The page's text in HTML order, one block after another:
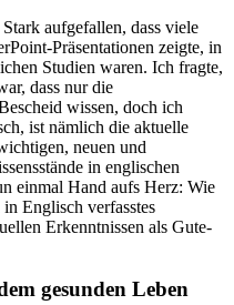
aufgefallen, dass viele
Präsentationen zeigte, in
Studien waren. Ich fragte,
dass nur die
wissen, doch ich
ist nämlich die aktuelle
neuen und
in englischen
einmal Hand aufs Herz: Wie
Englisch verfasstes
Erkenntnissen als Gute-
gesunden Leben